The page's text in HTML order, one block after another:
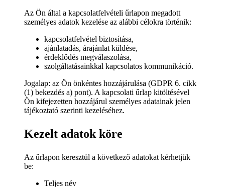
Az Ön által a kapcsolatfelvételi űrlapon megadott
személyes adatok kezelése az alábbi célokra történik:
kapcsolatfelvétel biztosítása,
ajánlatadás, árajánlat küldése,
érdeklődés megválaszolása,
szolgáltatásainkkal kapcsolatos kommunikáció.
Jogalap: az Ön önkéntes hozzájárulása (GDPR 6. cikk
(1) bekezdés a) pont). A kapcsolati űrlap kitöltésével
Ön kifejezetten hozzájárul személyes adatainak jelen
tájékoztató szerinti kezeléséhez.
Kezelt adatok köre
Az űrlapon keresztül a következő adatokat kérhetjük
be:
Teljes név